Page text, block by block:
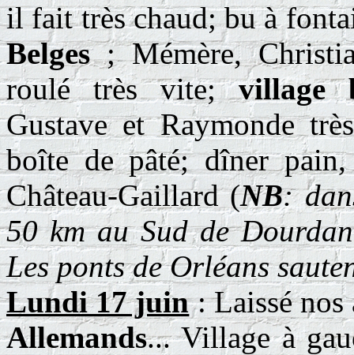
il fait très chaud; bu à
Belges; Mémère,
roulé très vite;village
Gustave et Raymonde
boîte de pâté; dîner
Château-Gaillard (NB:
50 km au Sud de
Les ponts de Orléans
Lundi 17 juin: Laissé
Allemands... Village à